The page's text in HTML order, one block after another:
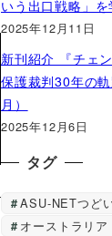
いう出口戦略」を
2025年12月11日
新刊紹介 『チェ
保護裁判30年の
月）
2025年12月6日
タグ
ASU-NETつど
オーストラリア